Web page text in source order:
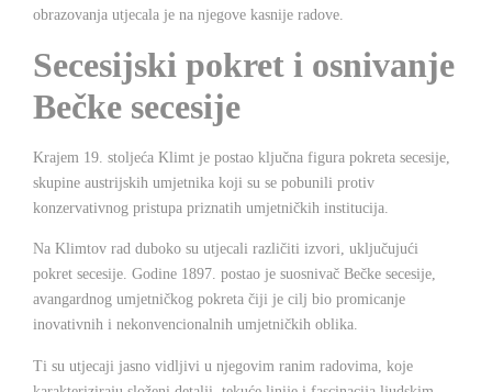
obrazovanja utjecala je na njegove kasnije radove.
Secesijski pokret i osnivanje
Bečke secesije
Krajem 19. stoljeća Klimt je postao ključna figura pokreta secesije,
skupine austrijskih umjetnika koji su se pobunili protiv
konzervativnog pristupa priznatih umjetničkih institucija.
Na Klimtov rad duboko su utjecali različiti izvori, uključujući
pokret secesije. Godine 1897. postao je suosnivač Bečke secesije,
avangardnog umjetničkog pokreta čiji je cilj bio promicanje
inovativnih i nekonvencionalnih umjetničkih oblika.
Ti su utjecaji jasno vidljivi u njegovim ranim radovima, koje